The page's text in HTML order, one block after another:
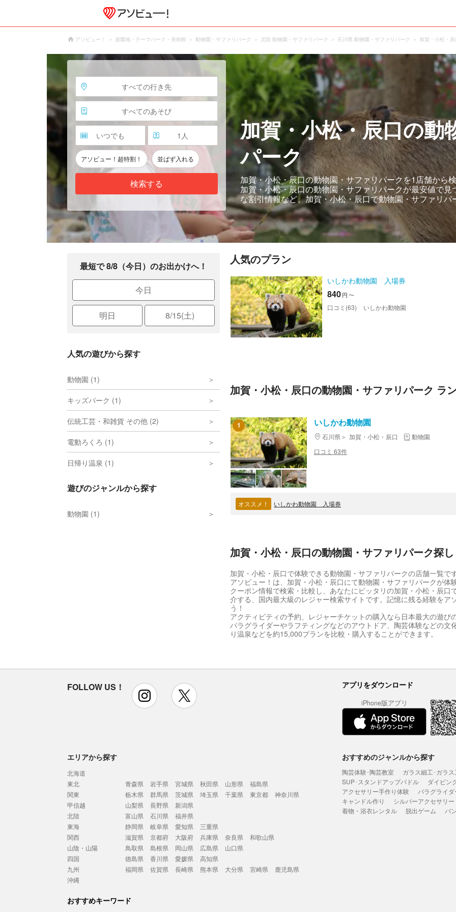
アソビュー！ 遊園地・テーマパーク・美術館 動物園・サファリパーク 北陸 動物園・サファリパーク 石川県 動物園・サファリパーク 加賀・小松・
すべての行き先
すべてのあそび
いつでも 1 人
アソビュー！超特割！ 並ばず入れる
検索する
加賀・小松・辰口の動
パーク
加賀・小松・辰口の動物園・サファリパークを1店舗から
加賀・小松・辰口の動物園・サファリパークが最安値で
な割引情報など、加賀・小松・辰口で動物園・サファリ
最短で 8/8（今日）のお出かけへ！
今日
明日 8/15(土)
人気の遊びから探す
動物園 (1)
キッズパーク (1)
伝統工芸・和雑貨 その他 (2)
電動ろくろ (1)
日帰り温泉 (1)
遊びのジャンルから探す
動物園 (1)
人気のプラン
いしかわ動物園 入場券
840円 〜
口コミ(63) いしかわ動物園
加賀・小松・辰口の動物園・サファリパーク ラ
1 いしかわ動物園
石川県 加賀・小松・辰口
動物園
口コミ 63件
オススメ！ いしかわ動物園 入場券
加賀・小松・辰口の動物園・サファリパーク探し
加賀・小松・辰口で体験できる動物園・サファリパークの店舗一覧で
アソビュー！は、加賀・小松・辰口にて動物園・サファリパークが
クーポン情報で検索・比較し、あなたにピッタリの加賀・小松・辰
介する、国内最大級のレジャー検索サイトです。記憶に残る経験を
う！
アクティビティの予約、レジャーチケットの購入なら日本最大の遊
パラグライダーやラフティングなどのアウトドア、陶芸体験などの
り温泉などを約15,000プランを比較・購入することができます。
FOLLOW US！ instagram アプリをダウンロード
iPhone版アプリ
エリアから探す
北海道
東北
青森県 岩手県 宮城県 秋田県 山形県
福島県
関東
栃木県 群馬県 茨城県 埼玉県 千葉県 東京都
神奈川県
甲信越
山梨県 長野県
新潟県
北陸
富山県 石川県
福井県
東海
静岡県 岐阜県 愛知県
三重県
関西
滋賀県 京都府 大阪府 兵庫県 奈良県
和歌山県
山陰・山陽
鳥取県 島根県 岡山県 広島県
山口県
四国
徳島県 香川県 愛媛県
高知県
九州
福岡県 佐賀県 長崎県 熊本県 大分県 宮崎県
鹿児島県
沖縄
おすすめのジャンルから探す
陶芸体験･陶芸教室
ガラス細工･ガラ
SUP･スタンドアップパドル
ダイビン
アクセサリー手作り体験
パラグライダ
キャンドル作り
シルバーアクセサリ
着物・浴衣レンタル
脱出ゲーム バ
おすすめキーワード